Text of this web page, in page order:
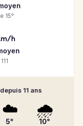
15°
h
11 ans
☁️
5°
🌧️
10°